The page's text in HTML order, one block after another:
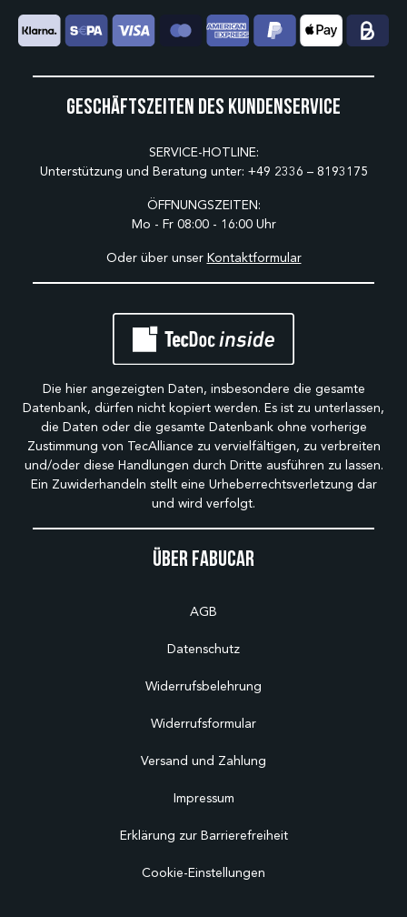
Über Fabucar
AGB
Datenschutz
Widerrufsbelehrung
Widerrufsformular
Versand und Zahlung
Impressum
Erklärung zur Barrierefreiheit
Cookie-Einstellungen
Geschäftszeiten des Kundenservice
SERVICE-HOTLINE:
Unterstützung und Beratung unter: +49 2336 – 8193175
ÖFFNUNGSZEITEN:
Mo - Fr 08:00 - 16:00 Uhr
Oder über unser Kontaktformular
Die hier angezeigten Daten, insbesondere die gesamte
Datenbank, dürfen nicht kopiert werden. Es ist zu unterlassen,
die Daten oder die gesamte Datenbank ohne vorherige
Zustimmung von TecAlliance zu vervielfältigen, zu verbreiten
und/oder diese Handlungen durch Dritte ausführen zu lassen.
Ein Zuwiderhandeln stellt eine Urheberrechtsverletzung dar
und wird verfolgt.